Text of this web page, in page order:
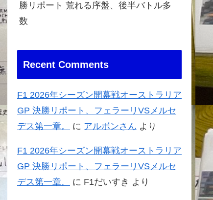
勝リポート 荒れる序盤、後半バトル多
数
Recent Comments
F1 2026年シーズン開幕戦オーストラリア
GP 決勝リポート、フェラーリVSメルセ
デス第一章。
に アルボンさん より
F1 2026年シーズン開幕戦オーストラリア
GP 決勝リポート、フェラーリVSメルセ
デス第一章。
に F1だいすき より